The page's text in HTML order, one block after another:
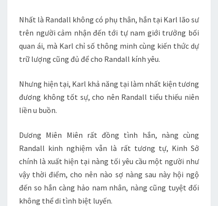
Nhất là Randall không có phụ thân, hắn tại Karl lão sư
trên người cảm nhận đến tới tự nam giới trưởng bối
quan ái, mà Karl chỉ số thông minh cùng kiến thức dự
trữ lượng cũng đủ để cho Randall kính yêu.
Nhưng hiện tại, Karl khả năng tại làm nhất kiện tương
đương không tốt sự, cho nên Randall tiểu thiếu niên
liền u buồn.
Dương Miên Miên rất đồng tình hắn, nàng cùng
Randall kinh nghiệm vẫn là rất tương tự, Kinh Sở
chính là xuất hiện tại nàng tối yêu cầu một người như
vậy thời điểm, cho nên nào sợ nàng sau này hội ngộ
đến so hắn càng hảo nam nhân, nàng cũng tuyệt đối
không thể di tình biệt luyến.